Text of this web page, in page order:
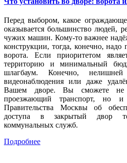
Перед выбором, какое
оказывается большинство людей,
чужих машин. Кому-то важнее
конструкции, тогда, конечно, надо
ворота. Если приоритетом
территорию и минимальный
шлагбаум. Конечно,
видеонаблюдения или даже
Вашем дворе. Вы сможете не
проезжающий транспорт, но и
Правительства Москвы об
доступа в закрытый двор
коммунальных служб.
Подробнее